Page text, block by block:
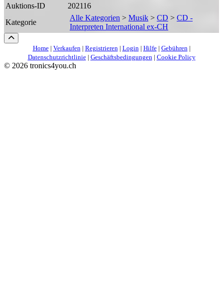
Auktions-ID
202116
Kategorie
Alle Kategorien > Musik > CD > CD -
Interpreten International ex-CH
Home| Verkaufen| Registrieren| Login| Hilfe| Gebühren|
Datenschutzrichtlinie| Geschäftsbedingungen| Cookie Policy
© 2026 tronics4you.ch